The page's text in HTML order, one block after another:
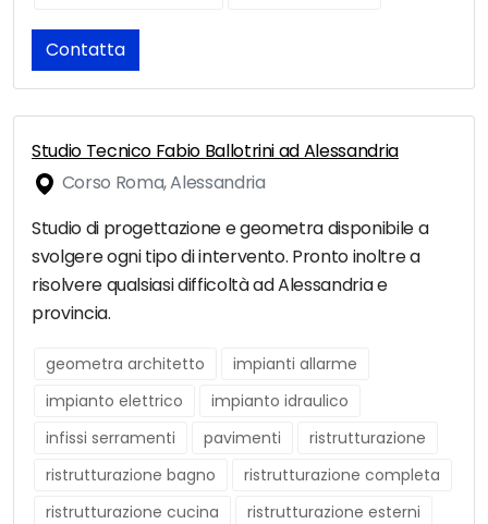
Contatta
Studio Tecnico Fabio Ballotrini ad Alessandria
Corso Roma, Alessandria
Studio di progettazione e geometra disponibile a
svolgere ogni tipo di intervento. Pronto inoltre a
risolvere qualsiasi difficoltà ad Alessandria e
provincia.
geometra architetto
impianti allarme
impianto elettrico
impianto idraulico
infissi serramenti
pavimenti
ristrutturazione
ristrutturazione bagno
ristrutturazione completa
ristrutturazione cucina
ristrutturazione esterni